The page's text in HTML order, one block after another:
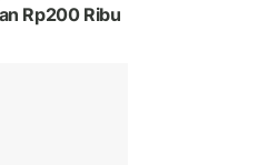
Rp200 Ribu